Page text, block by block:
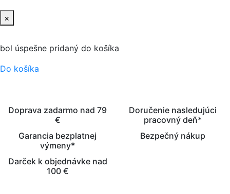
×
bol úspešne pridaný do košíka
Do košíka
Doprava zadarmo nad 79
€
Doručenie nasledujúci
pracovný deň*
Garancia bezplatnej
výmeny*
Bezpečný nákup
Darček k objednávke nad
100 €